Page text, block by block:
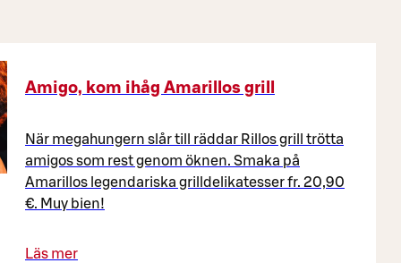
Amigo, kom ihåg Amarillos grill
När megahungern slår till räddar Rillos grill trötta
amigos som rest genom öknen. Smaka på
Amarillos legendariska grilldelikatesser fr. 20,90
€. Muy bien!
Läs mer